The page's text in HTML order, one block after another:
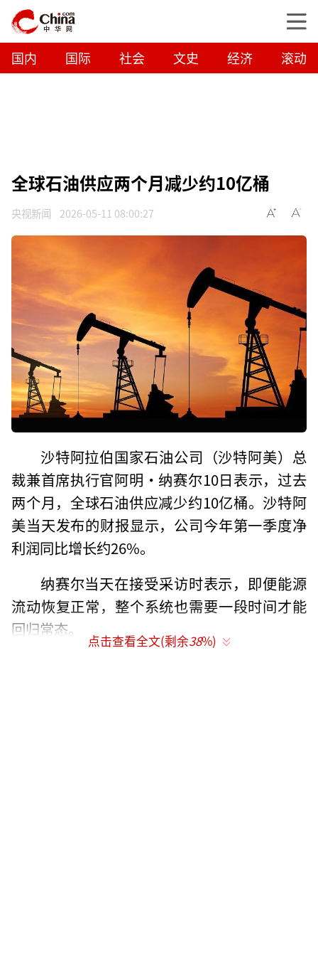
国内 国际 社会 文史 经济 滚动
全球石油供应两个月减少约10亿桶
央视新闻 2026-05-11 08:00:27
沙特阿拉伯国家石油公司（沙特阿美）总
裁兼首席执行官阿明·纳赛尔10日表示，过去
两个月，全球石油供应减少约10亿桶。沙特阿
美当天发布的财报显示，公司今年第一季度净
利润同比增长约26%。
纳赛尔当天在接受采访时表示，即便能源
流动恢复正常，整个系统也需要一段时间才能
回归常态。
点击查看全文(剩余38%)